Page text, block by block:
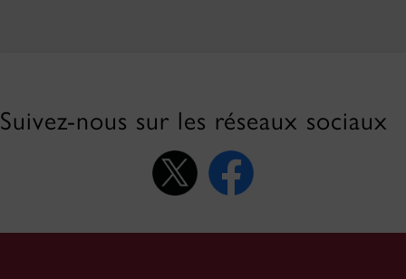
Suivez-nous sur les réseaux sociaux